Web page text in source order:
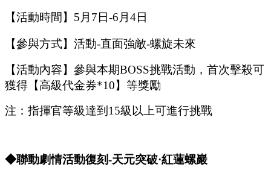
【活動時間】 5 月 7 日-6 月 4日
【參與方式】 活動-直面強敵-螺旋未來
【活動內容】參與本期BOSS挑戰活動，首次擊殺可
獲得【高級代金券*10】等獎勵
注：指揮官等級達到 15級以上可進行挑戰
◆聯動劇情活動復刻-天元突破·紅蓮螺巖